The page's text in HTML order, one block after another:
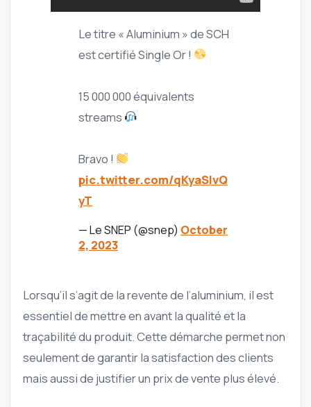
Le titre « Aluminium » de SCH
est certifié Single Or !
15 000 000 équivalents
streams
Bravo !
pic.twitter.com/qKyaSlvQ
yT
— Le SNEP (@snep) October
2, 2023
Lorsqu’il s’agit de la revente de l’aluminium, il est
essentiel de mettre en avant la qualité et la
traçabilité du produit. Cette démarche permet non
seulement de garantir la satisfaction des clients
mais aussi de justifier un prix de vente plus élevé.